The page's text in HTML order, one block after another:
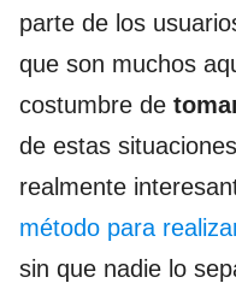
parte de los
que son muchos
costumbre de
de estas
realmente
método para
sin que nadie lo